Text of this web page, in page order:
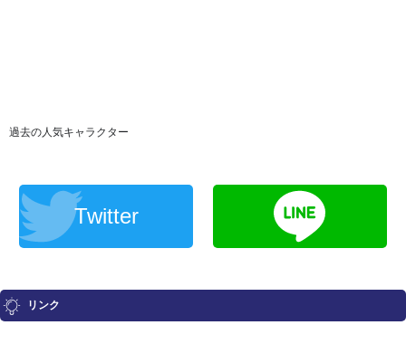
過去の人気キャラクター
Twitter
リンク